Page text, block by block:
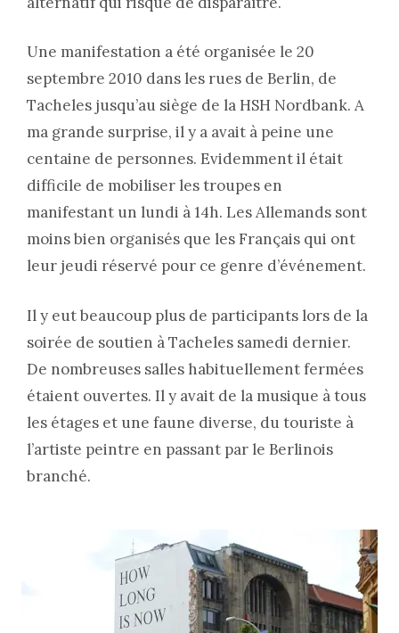
Une manifestation a été organisée le 20
septembre 2010 dans les rues de Berlin, de
Tacheles jusqu’au siège de la HSH Nordbank. A
ma grande surprise, il y a avait à peine une
centaine de personnes. Evidemment il était
difficile de mobiliser les troupes en
manifestant un lundi à 14h. Les Allemands sont
moins bien organisés que les Français qui ont
leur jeudi réservé pour ce genre d’événement.
Il y eut beaucoup plus de participants lors de la
soirée de soutien à Tacheles samedi dernier.
De nombreuses salles habituellement fermées
étaient ouvertes. Il y avait de la musique à tous
les étages et une faune diverse, du touriste à
l’artiste peintre en passant par le Berlinois
branché.